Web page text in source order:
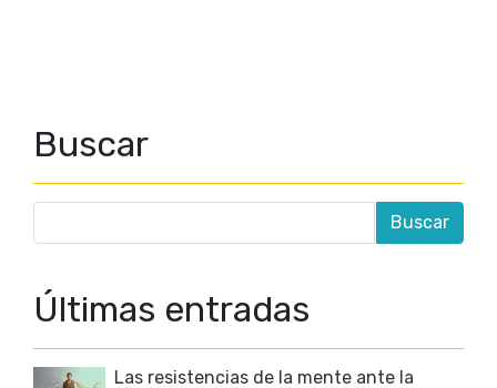
Buscar
Últimas entradas
Las resistencias de la mente ante la